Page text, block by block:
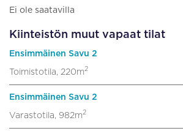
Ei ole saatavilla
Kiinteistön muut vapaat tilat
Ensimmäinen Savu 2
Toimistotila, 220m2
Ensimmäinen Savu 2
Varastotila, 982m2